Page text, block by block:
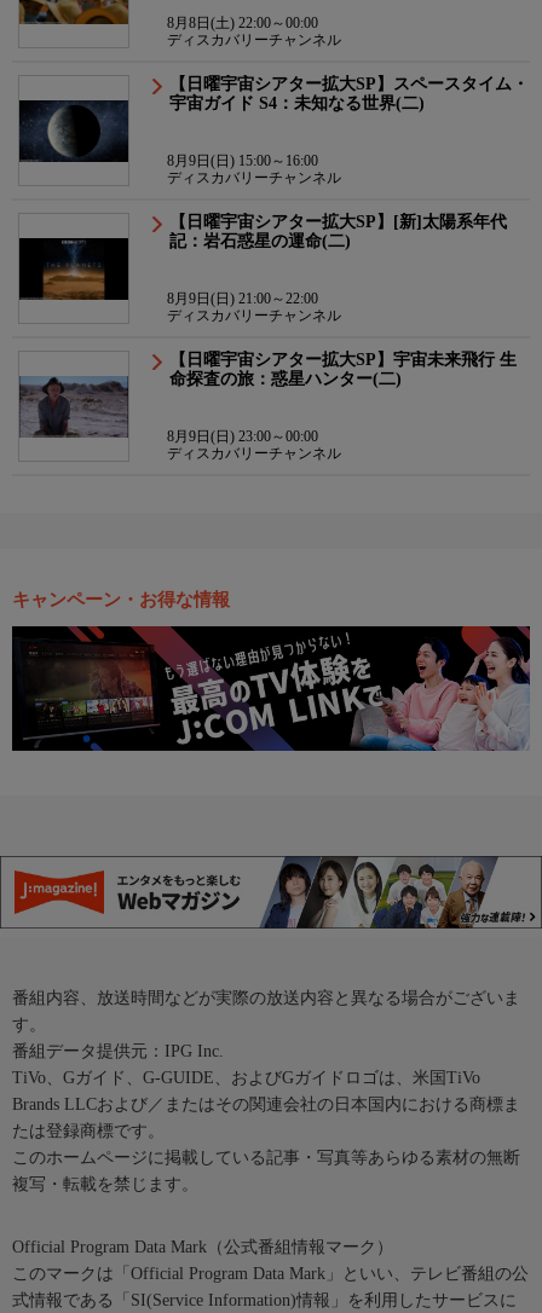
8月8日(土) 22:00～00:00
ディスカバリーチャンネル
【日曜宇宙シアター拡大SP】スペースタイム・
宇宙ガイド S4：未知なる世界(二)
8月9日(日) 15:00～16:00
ディスカバリーチャンネル
【日曜宇宙シアター拡大SP】[新]太陽系年代
記：岩石惑星の運命(二)
8月9日(日) 21:00～22:00
ディスカバリーチャンネル
【日曜宇宙シアター拡大SP】宇宙未来飛行 生
命探査の旅：惑星ハンター(二)
8月9日(日) 23:00～00:00
ディスカバリーチャンネル
キャンペーン・お得な情報
番組内容、放送時間などが実際の放送内容と異なる場合がございま
す。
番組データ提供元：IPG Inc.
TiVo、Gガイド、G-GUIDE、およびGガイドロゴは、米国TiVo
Brands LLCおよび／またはその関連会社の日本国内における商標ま
たは登録商標です。
このホームページに掲載している記事・写真等あらゆる素材の無断
複写・転載を禁じます。
Official Program Data Mark（公式番組情報マーク）
このマークは「Official Program Data Mark」といい、テレビ番組の公
式情報である「SI(Service Information)情報」を利用したサービスに